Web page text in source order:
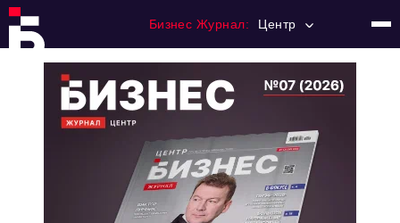
Бизнес Журнал: Центр